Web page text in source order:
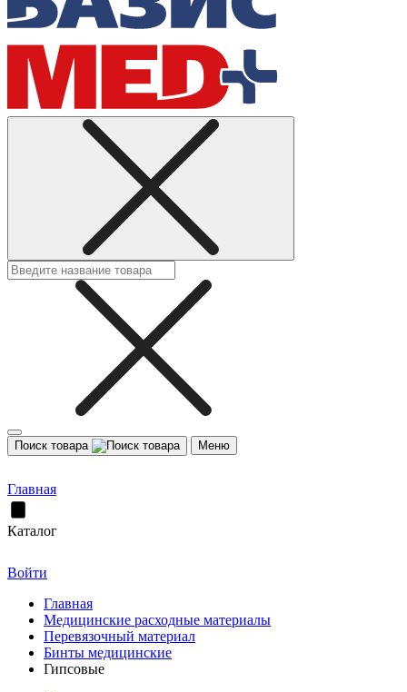
Поиск товара Меню
Главная
Каталог
Войти
Главная
Медицинские расходные материалы
Перевязочный материал
Бинты медицинские
Гипсовые